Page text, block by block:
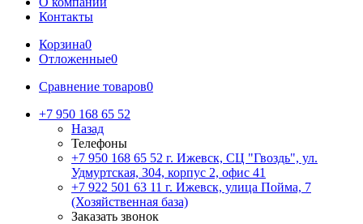
Контакты
Корзина0
Отложенные0
Сравнение товаров0
+7 950 168 65 52
Назад
Телефоны
+7 950 168 65 52 г. Ижевск, СЦ "Гвоздь", ул.
Удмуртская, 304, корпус 2, офис 41
+7 922 501 63 11 г. Ижевск, улица Пойма, 7
(Хозяйственная база)
Заказать звонок